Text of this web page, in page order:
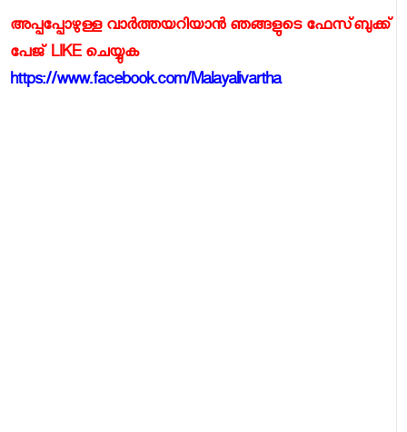
അപ്പപ്പോഴുള്ള വാര്‍ത്തയറിയാന്‍ ഞങ്ങളുടെ ഫേസ്‌ബുക്ക്‌
പേജ് LIKE ചെയ്യുക
https://www.facebook.com/Malayalivartha